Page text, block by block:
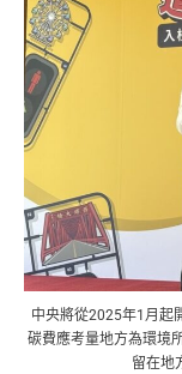
中央將從2025年1月起
碳費應考量地方為環境
留在地